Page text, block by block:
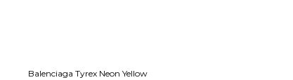
Balenciaga Tyrex Neon Yellow